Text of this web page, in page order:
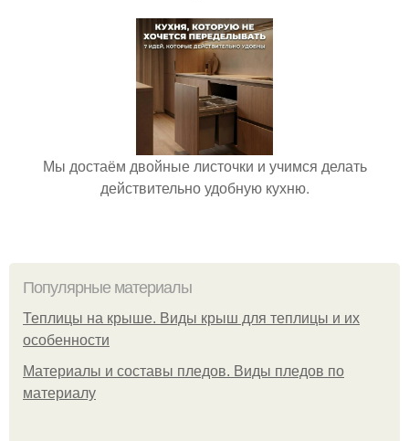
Мы достаём двойные листочки и учимся делать
действительно удобную кухню.
Популярные материалы
Теплицы на крыше. Виды крыш для теплицы и их
особенности
Материалы и составы пледов. Виды пледов по
материалу